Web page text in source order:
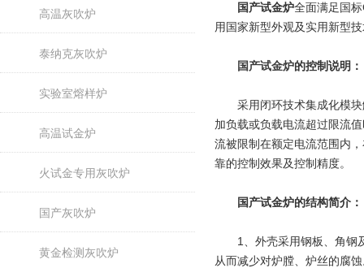
高温灰吹炉
泰纳克灰吹炉
实验室熔样炉
高温试金炉
火试金专用灰吹炉
国产灰吹炉
黄金检测灰吹炉
国产试金炉全面满足国
用国家新型外观及实用新型
国产试金炉的控制说明：
采用闭环技术集成化模块
加负载或负载电流超过限流
流被限制在额定电流范围内
靠的控制效果及控制精度。
国产试金炉的结构简介：
1、外壳采用钢板、角钢及
从而减少对炉膛、炉丝的腐